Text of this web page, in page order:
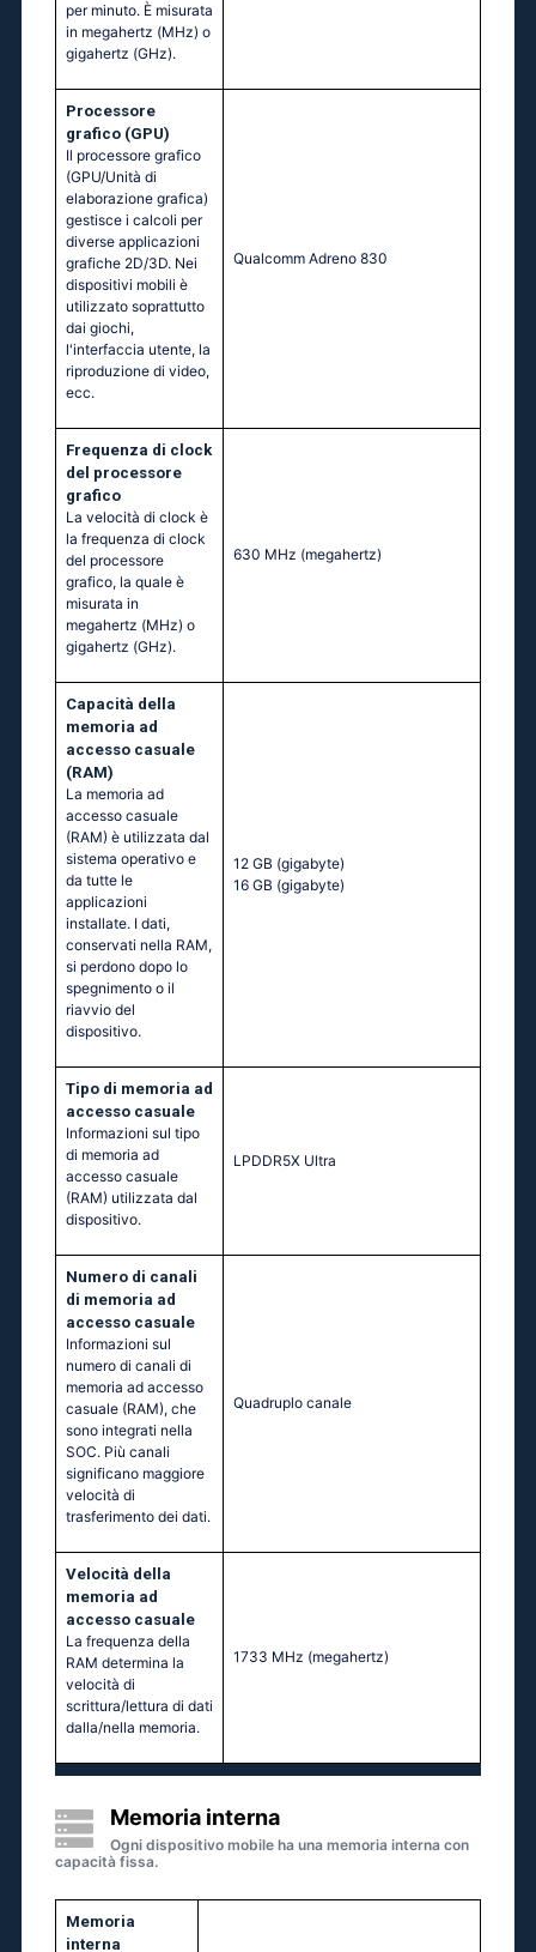
per minuto. È misurata
in megahertz (MHz) o
gigahertz (GHz).
Processore
grafico (GPU)
Il processore grafico
(GPU/Unità di
elaborazione grafica)
gestisce i calcoli per
diverse applicazioni
grafiche 2D/3D. Nei
dispositivi mobili è
utilizzato soprattutto
dai giochi,
l'interfaccia utente, la
riproduzione di video,
ecc.
Qualcomm Adreno 830
Frequenza di clock
del processore
grafico
La velocità di clock è
la frequenza di clock
del processore
grafico, la quale è
misurata in
megahertz (MHz) o
gigahertz (GHz).
630 MHz (megahertz)
Capacità della
memoria ad
accesso casuale
(RAM)
La memoria ad
accesso casuale
(RAM) è utilizzata dal
sistema operativo e
da tutte le
applicazioni
installate. I dati,
conservati nella RAM,
si perdono dopo lo
spegnimento o il
riavvio del
dispositivo.
12 GB (gigabyte)
16 GB (gigabyte)
Tipo di memoria ad
accesso casuale
Informazioni sul tipo
di memoria ad
accesso casuale
(RAM) utilizzata dal
dispositivo.
LPDDR5X Ultra
Numero di canali
di memoria ad
accesso casuale
Informazioni sul
numero di canali di
memoria ad accesso
casuale (RAM), che
sono integrati nella
SOC. Più canali
significano maggiore
velocità di
trasferimento dei dati.
Quadruplo canale
Velocità della
memoria ad
accesso casuale
La frequenza della
RAM determina la
velocità di
scrittura/lettura di dati
dalla/nella memoria.
1733 MHz (megahertz)
Memoria interna
Ogni dispositivo mobile ha una memoria interna con
capacità fissa.
Memoria
interna